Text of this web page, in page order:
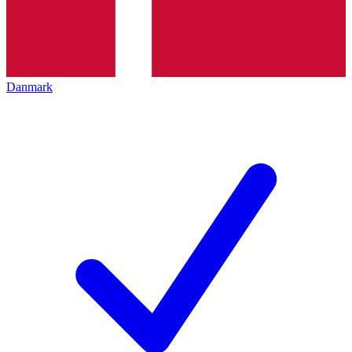
Danmark